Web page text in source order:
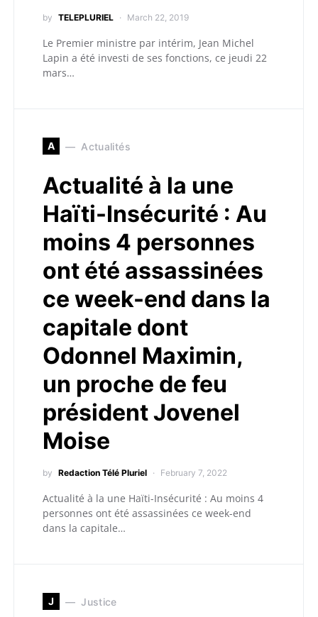
by TELEPLURIEL March 22, 2019
Le Premier ministre par intérim, Jean Michel
Lapin a été investi de ses fonctions, ce jeudi 22
mars…
A Actualités
Actualité à la une
Haïti-Insécurité : Au
moins 4 personnes
ont été assassinées
ce week-end dans la
capitale dont
Odonnel Maximin,
un proche de feu
président Jovenel
Moise
by Redaction Télé Pluriel February 7, 2022
Actualité à la une Haïti-Insécurité : Au moins 4
personnes ont été assassinées ce week-end
dans la capitale…
J Justice